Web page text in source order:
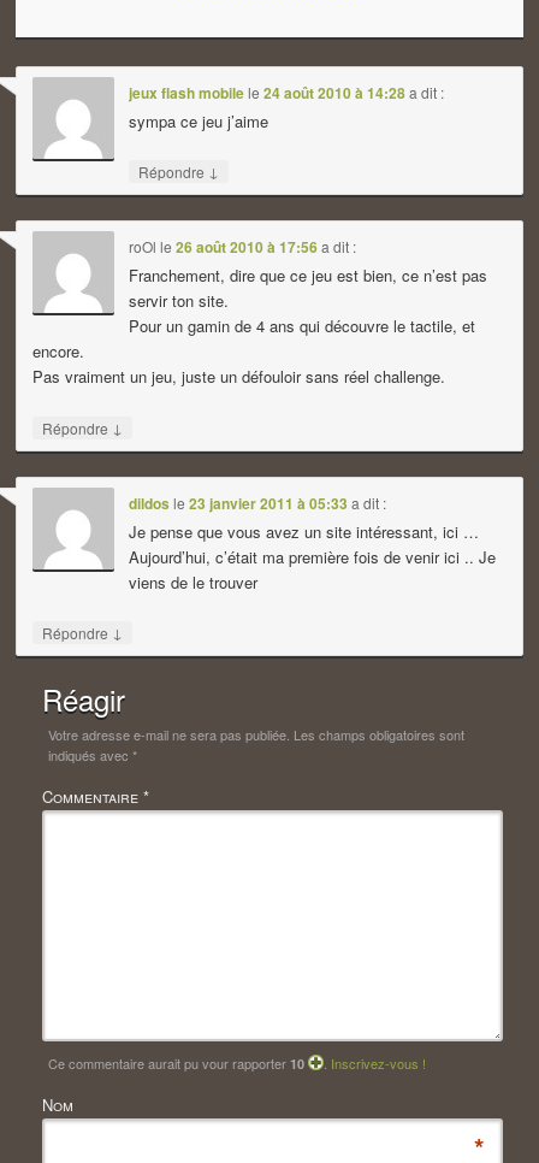
jeux flash mobilele24 août 2010 à 14:28 a dit :
sympa ce jeu j’aime
Répondre ↓
roOl le26 août 2010 à 17:56 a dit :
Franchement, dire que ce jeu est bien, ce n’est pas
servir ton site.
Pour un gamin de 4 ans qui découvre le tactile, et
encore.
Pas vraiment un jeu, juste un défouloir sans réel challenge.
Répondre ↓
dildos le23 janvier 2011 à 05:33 a dit :
Je pense que vous avez un site intéressant, ici …
Aujourd’hui, c’était ma première fois de venir ici .. Je
viens de le trouver
Répondre ↓
Réagir
Votre adresse e-mail ne sera pas publiée. Les champs obligatoires sont
indiqués avec *
Commentaire *
Ce commentaire aurait pu vour rapporter10 Inscrivez-vous !
Nom
*